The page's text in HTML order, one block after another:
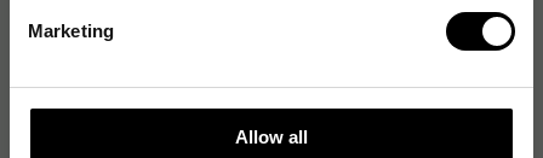
Marketing
Allow all